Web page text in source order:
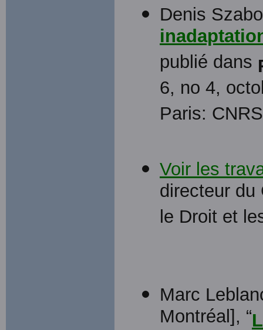
Denis
publié dans
6, no 4,
Paris:
Voir les
directeur du
le Droit et
Marc
Montréal], “